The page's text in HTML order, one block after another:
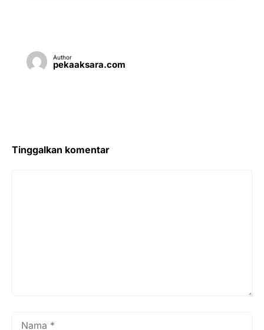
Author
pekaaksara.com
Tinggalkan komentar